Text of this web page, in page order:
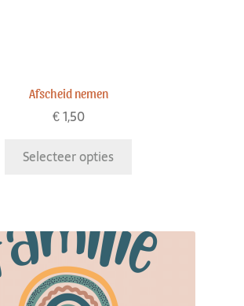
Afscheid nemen
€1,50
Selecteer opties